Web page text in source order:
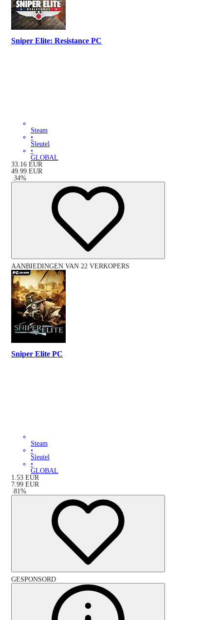
Sniper Elite: Resistance PC
Steam
•
Sleutel
•
GLOBAL
33.16 EUR
49.99 EUR
-34%
AANBIEDINGEN VAN 22 VERKOPERS
Sniper Elite PC
Steam
•
Sleutel
•
GLOBAL
1.53 EUR
7.99 EUR
-81%
GESPONSORD